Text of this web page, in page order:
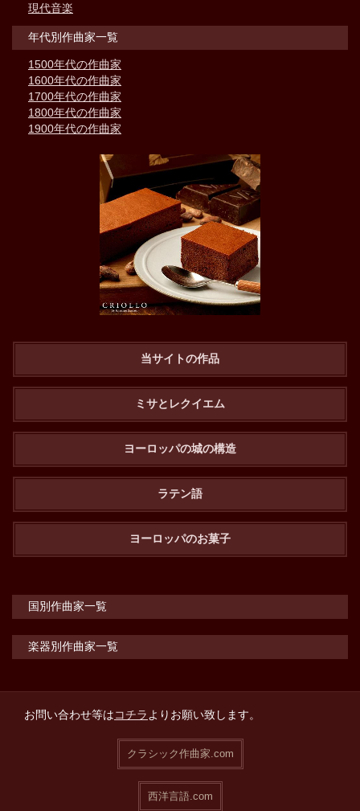
現代音楽
年代別作曲家一覧
1500年代の作曲家
1600年代の作曲家
1700年代の作曲家
1800年代の作曲家
1900年代の作曲家
当サイトの作品
ミサとレクイエム
ヨーロッパの城の構造
ラテン語
ヨーロッパのお菓子
国別作曲家一覧
楽器別作曲家一覧
お問い合わせ等はコチラよりお願い致します。
クラシック作曲家.com
西洋言語.com